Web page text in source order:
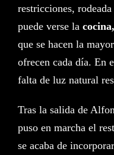
restricciones,
puede verse la
que se hacen la
ofrecen cada día. En
falta de luz natural
Tras la salida de
puso en marcha el
se acaba de